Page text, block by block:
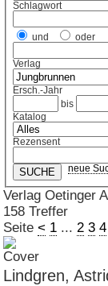
Schlagwort
und oder
Verlag
Ersch.-Jahr
bis
Katalog
Rezensent
neue
Verlag Oetinger
158 Treffer
Seite < 1... 2 3 4
Lindgren,